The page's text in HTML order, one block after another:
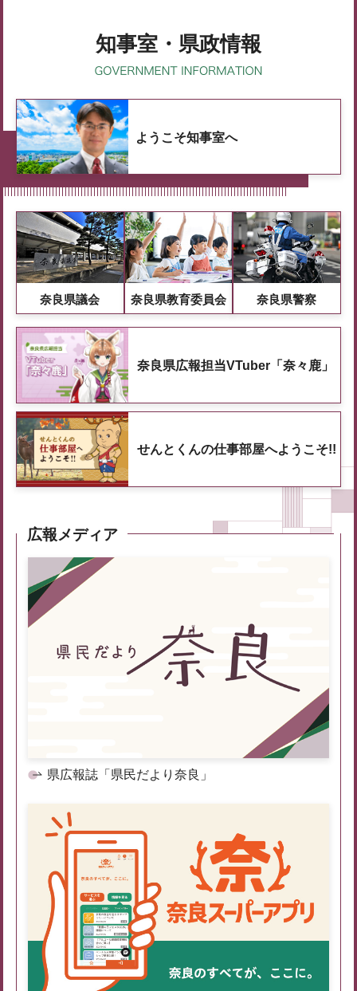
知事室・県政情報
ようこそ知事室へ
奈良県議会 奈良県教育委員会 奈良県警察
奈良県広報担当VTuber「奈々鹿」
せんとくんの仕事部屋へようこそ!!
広報メディア
県広報誌「県民だより奈良」